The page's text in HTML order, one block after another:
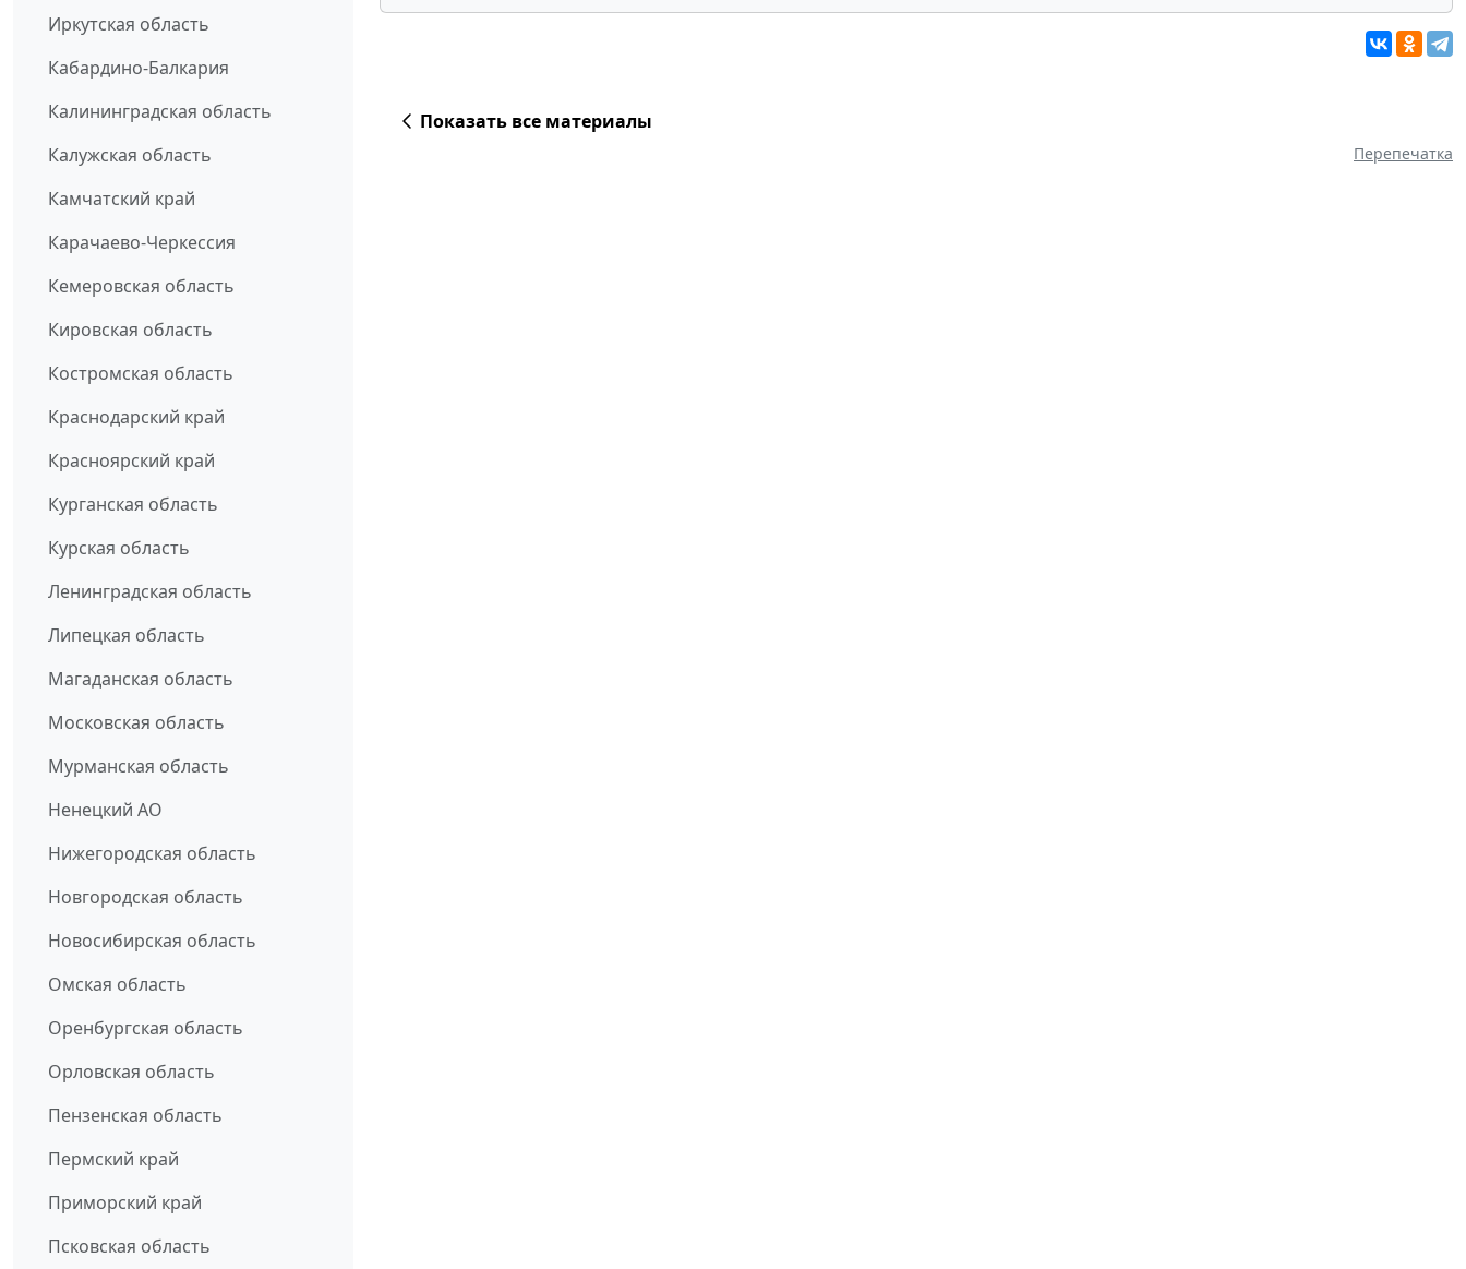
Иркутская область
Кабардино-Балкария
Калининградская область
Калужская область
Камчатский край
Карачаево-Черкессия
Кемеровская область
Кировская область
Костромская область
Краснодарский край
Красноярский край
Курганская область
Курская область
Ленинградская область
Липецкая область
Магаданская область
Московская область
Мурманская область
Ненецкий АО
Нижегородская область
Новгородская область
Новосибирская область
Омская область
Оренбургская область
Орловская область
Пензенская область
Пермский край
Приморский край
Псковская область
Показать все материалы
Перепечатка